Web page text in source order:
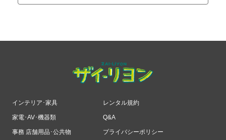
インテリア･家具
家電･AV･機器類
事務 店舗用品･公共物
レンタル規約
Q&A
プライバシーポリシー